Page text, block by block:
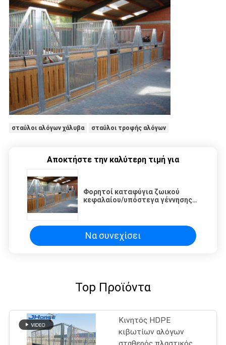
σταύλοι αλόγων χάλυβα σταύλοι τροφής αλόγων
Αποκτήστε την καλύτερη τιμή για
Φορητοί καταφύγια ζωικού
κεφαλαίου/υπόστεγα γέννησης
Να συνεχίσει
Top Προϊόντα
Κινητός HDPE
κιβωτίων αλόγων